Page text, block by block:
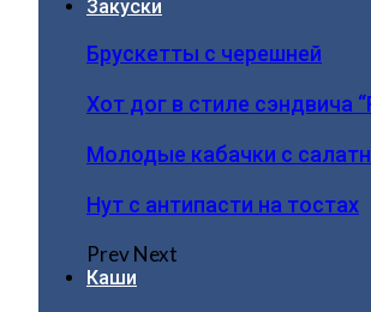
Закуски
Брускетты с черешней
Хот дог в стиле сэндвича
Молодые кабачки с
Нут с антипасти на тостах
PrevNext
Каши